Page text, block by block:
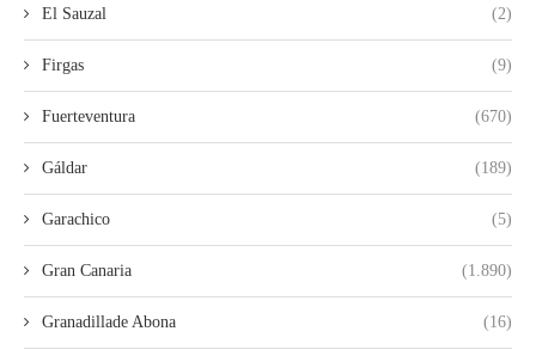
El Sauzal (2)
Firgas (9)
Fuerteventura (670)
Gáldar (189)
Garachico (5)
Gran Canaria (1.890)
Granadillade Abona (16)